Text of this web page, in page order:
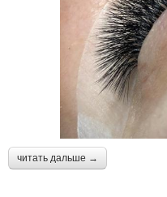
читать дальше →